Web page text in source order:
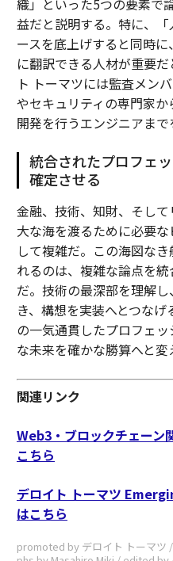
益だと説明する。特に、
ースを底上げすると同時
に翻訳できる人材が重要
ト トーマツには監査メン
やセキュリティの専門家
開発を行うエンジニアまで
統合されたプロフェ
確定させる
金融、技術、知財、そし
大な海を渡るために必要
して複雑だ。この海図な
れるのは、複雑な論点を
だ。技術の最深部を理解
き、構想を実装へとつな
の一気通貫したプロフェ
な未来を確かな勝算へと変
関連リンク
Web3・ブロックチェーン
こちら
デロイト トーマツ
はこちら
promoted by デロイト トーマ